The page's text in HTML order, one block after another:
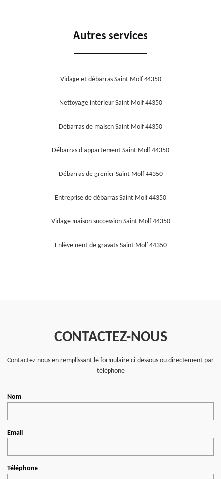
Autres services
Vidage et débarras Saint Molf 44350
Nettoyage intérieur Saint Molf 44350
Débarras de maison Saint Molf 44350
Débarras d'appartement Saint Molf 44350
Débarras de grenier Saint Molf 44350
Entreprise de débarras Saint Molf 44350
Vidage maison succession Saint Molf 44350
Enlèvement de gravats Saint Molf 44350
CONTACTEZ-NOUS
Contactez-nous en remplissant le formulaire ci-dessous ou directement par
téléphone
Nom
Email
Téléphone